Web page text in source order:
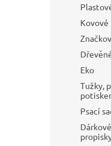
Kovové
Eko
Tužky,
Psací